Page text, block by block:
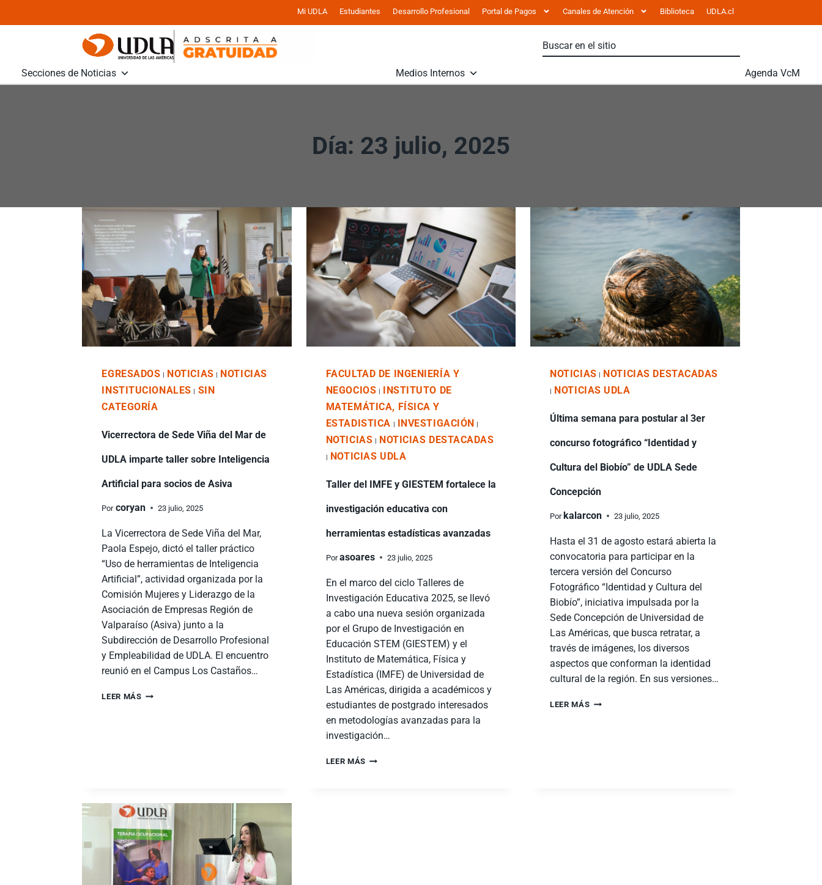
Mi UDLA Estudiantes Desarrollo Profesional Portal de Pagos Canales de Atención Biblioteca UDLA.cl
Secciones de Noticias Medios Internos Agenda VcM
Día: 23 julio, 2025
EGRESADOS | NOTICIAS | NOTICIAS
INSTITUCIONALES | SIN
CATEGORÍA
Vicerrectora de Sede Viña del Mar de
UDLA imparte taller sobre Inteligencia
Artificial para socios de Asiva
Por coryan 23 julio, 2025
La Vicerrectora de Sede Viña del Mar,
Paola Espejo, dictó el taller práctico
“Uso de herramientas de Inteligencia
Artificial”, actividad organizada por la
Comisión Mujeres y Liderazgo de la
Asociación de Empresas Región de
Valparaíso (Asiva) junto a la
Subdirección de Desarrollo Profesional
y Empleabilidad de UDLA. El encuentro
reunió en el Campus Los Castaños…
LEER MÁS
FACULTAD DE INGENIERÍA Y
NEGOCIOS | INSTITUTO DE
MATEMÁTICA, FÍSICA Y
ESTADISTICA | INVESTIGACIÓN |
NOTICIAS | NOTICIAS DESTACADAS
| NOTICIAS UDLA
Taller del IMFE y GIESTEM fortalece la
investigación educativa con
herramientas estadísticas avanzadas
Por asoares 23 julio, 2025
En el marco del ciclo Talleres de
Investigación Educativa 2025, se llevó
a cabo una nueva sesión organizada
por el Grupo de Investigación en
Educación STEM (GIESTEM) y el
Instituto de Matemática, Física y
Estadística (IMFE) de Universidad de
Las Américas, dirigida a académicos y
estudiantes de postgrado interesados
en metodologías avanzadas para la
investigación…
LEER MÁS
NOTICIAS | NOTICIAS DESTACADAS
| NOTICIAS UDLA
Última semana para postular al 3er
concurso fotográfico “Identidad y
Cultura del Biobío” de UDLA Sede
Concepción
Por kalarcon 23 julio, 2025
Hasta el 31 de agosto estará abierta la
convocatoria para participar en la
tercera versión del Concurso
Fotográfico “Identidad y Cultura del
Biobío”, iniciativa impulsada por la
Sede Concepción de Universidad de
Las Américas, que busca retratar, a
través de imágenes, los diversos
aspectos que conforman la identidad
cultural de la región. En sus versiones…
LEER MÁS